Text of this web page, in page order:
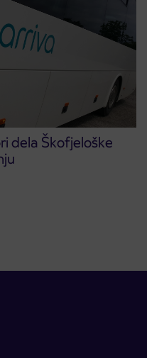
dela Škofjeloške